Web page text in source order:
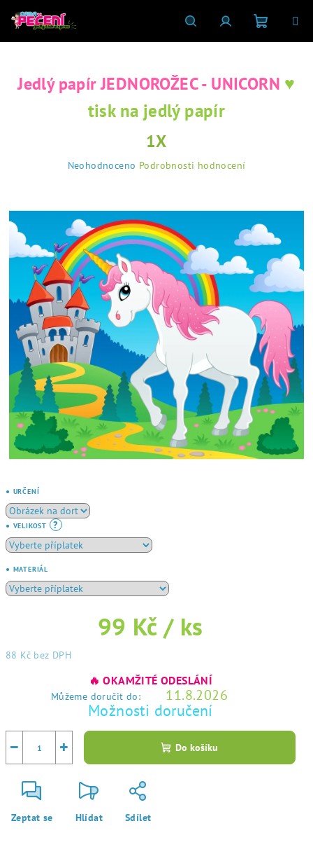
HledatPřihlášeníNákupní
košík
● URČENÍ
● VELIKOST ?
● MATERIÁL
99 Kč / ks
88 Kč bez DPH
🔥 OKAMŽITÉ ODESLÁNÍ
Můžeme doručit do: 11.8.2026
Možnosti doručení
+
− Do košíku
Zeptat se Hlídat Sdílet
Jedlý papír JEDNOROŽEC - UNICORN ♥
tisk na jedlý papír
1X
0,0
hvězdiček.
Neohodnoceno Podrobnosti hodnocení